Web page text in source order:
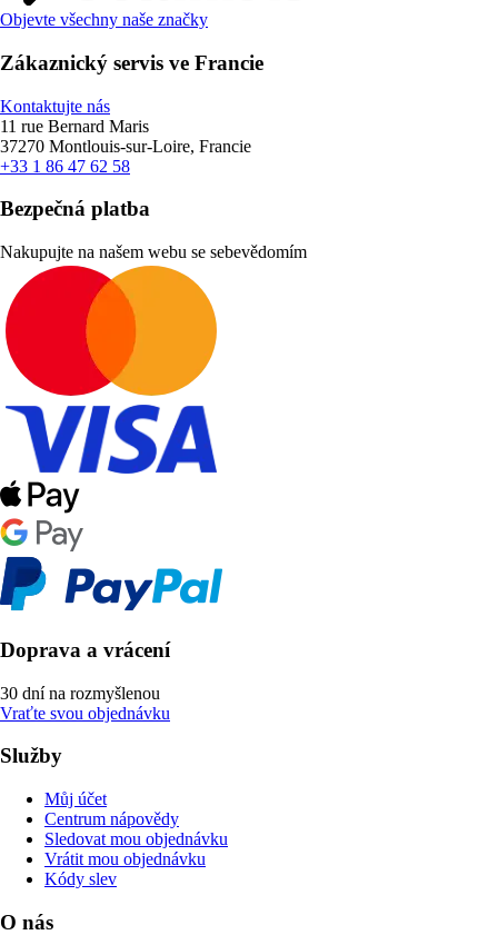
Objevte všechny naše značky
Zákaznický servis ve Francie
Kontaktujte nás
11 rue Bernard Maris
37270 Montlouis-sur-Loire, Francie
+33 1 86 47 62 58
Bezpečná platba
Nakupujte na našem webu se sebevědomím
Doprava a vrácení
30 dní na rozmyšlenou
Vraťte svou objednávku
Služby
Můj účet
Centrum nápovědy
Sledovat mou objednávku
Vrátit mou objednávku
Kódy slev
O nás